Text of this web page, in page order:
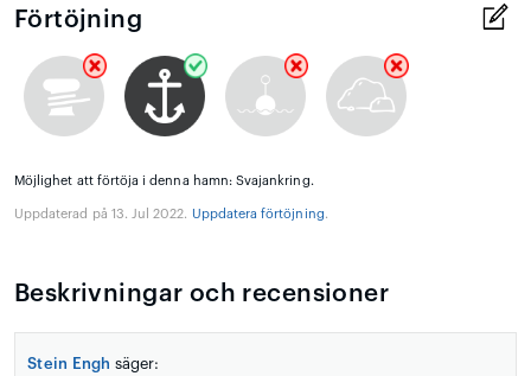
Förtöjning
Möjlighet att förtöja i denna hamn: Svajankring.
Uppdaterad på 13. Jul 2022. Uppdatera förtöjning.
Beskrivningar och recensioner
Stein Engh säger: